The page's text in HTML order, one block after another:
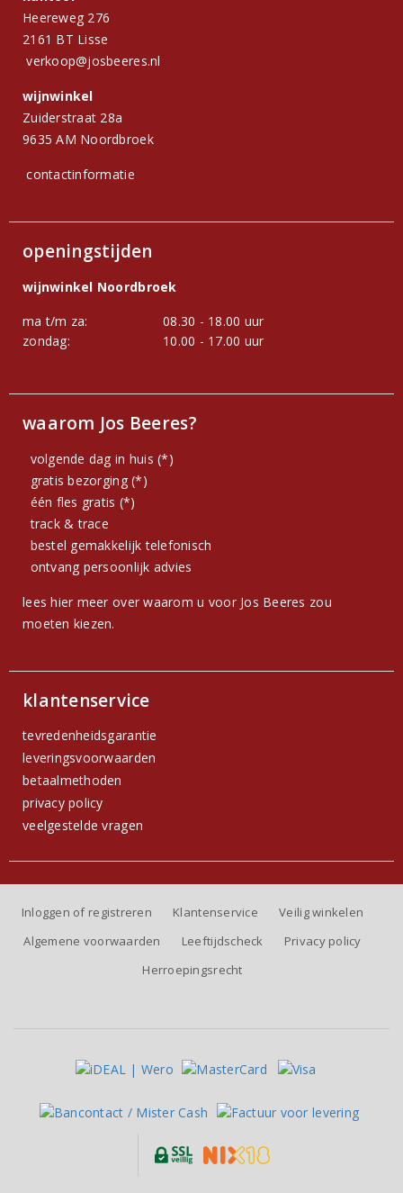
Heereweg 276
2161 BT Lisse
verkoop@josbeeres.nl
wijnwinkel
Zuiderstraat 28a
9635 AM Noordbroek
contactinformatie
openingstijden
wijnwinkel Noordbroek
ma t/m za:
08.30 - 18.00 uur
zondag:
10.00 - 17.00 uur
waarom Jos Beeres?
volgende dag in huis (*)
gratis bezorging (*)
één fles gratis (*)
track & trace
bestel gemakkelijk telefonisch
ontvang persoonlijk advies
lees hier meer over waarom u voor Jos Beeres zou
moeten kiezen.
klantenservice
tevredenheidsgarantie
leveringsvoorwaarden
betaalmethoden
privacy policy
veelgestelde vragen
Inloggen of registreren Klantenservice
Veilig winkelen
Algemene voorwaarden
Leeftijdscheck
Privacy policy
Herroepingsrecht